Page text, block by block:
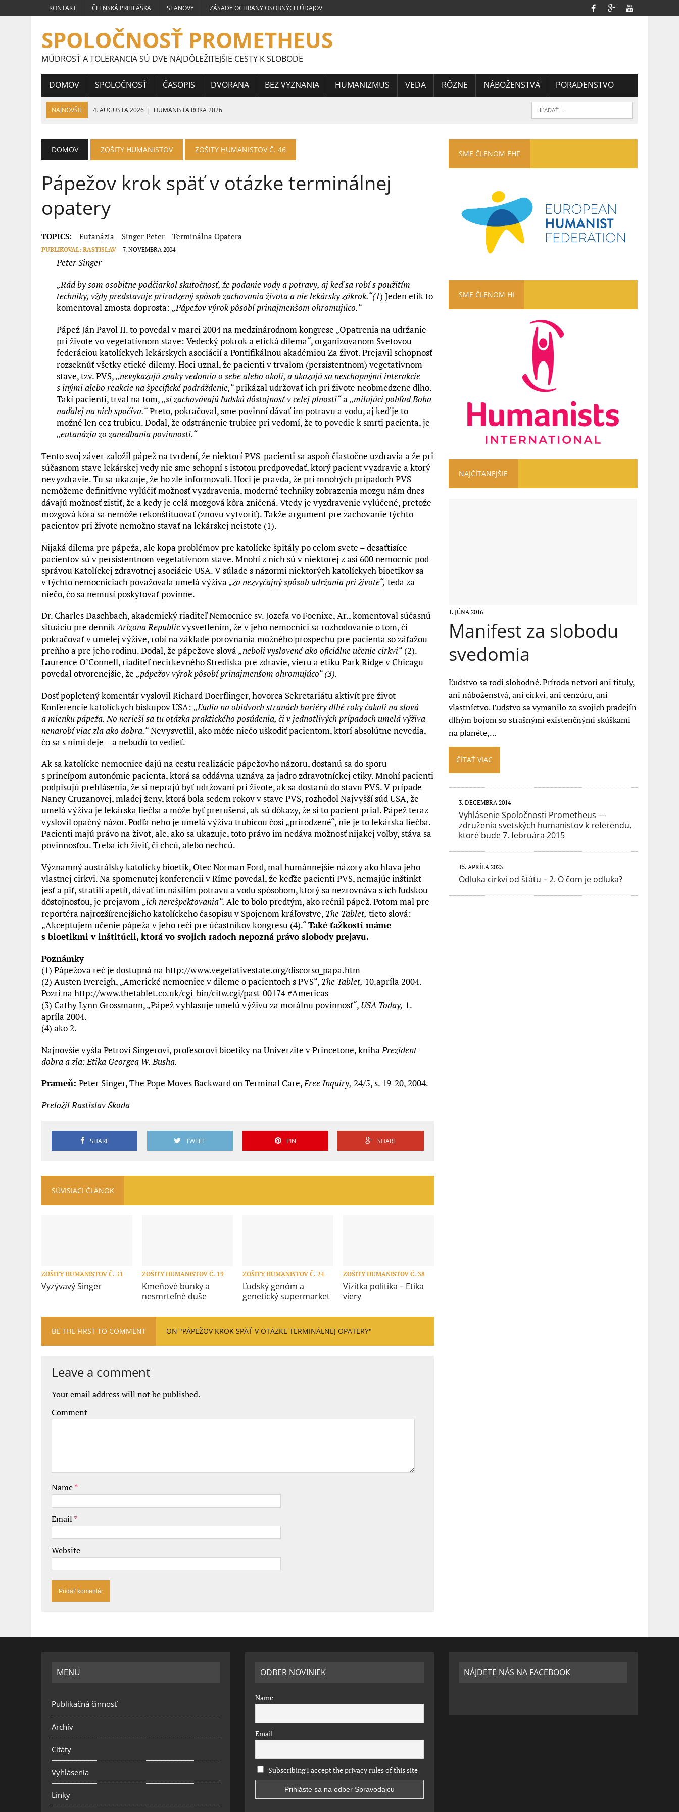
KONTAKT ČLENSKÁ PRIHLÁŠKA STANOVY ZÁSADY OCHRANY OSOBNÝCH ÚDAJOV
SPOLOČNOSŤ PROMETHEUS
MÚDROSŤ A TOLERANCIA SÚ DVE NAJDÔLEŽITEJŠIE CESTY K SLOBODE
DOMOV SPOLOČNOSŤ ČASOPIS DVORANA BEZ VYZNANIA HUMANIZMUS VEDA RÔZNE NÁBOŽENSTVÁ PORADENSTVO
NAJNOVŠIE 4. AUGUSTA 2026 | HUMANISTA ROKA 2026
16. JÚLA 2026 | VÍŤAZNÉ PRÁCE ŠTUDENTOV STREDNÝCH ŠKÔL CELOSLOVENSKEJ SÚŤAŽE ESEJÍ JÁNA HORÁRIKA 2026 – 3.
9. JÚLA 2026
|
VÍŤAZNÉ PRÁCE ŠTUDENTOV STREDNÝCH ŠKÔL CELOSLOVENSKEJ SÚŤAŽE ESEJÍ JÁNA HORÁRIKA 2026 – 2.
5. JÚLA 2026
VEĽVYSLANKYŇA HUMANIZMU 2026
DOMOV ZOŠITY HUMANISTOV ZOŠITY HUMANISTOV Č. 46
Pápežov krok späť v otázke terminálnej
opatery
TOPICS: Eutanázia Singer Peter Terminálna Opatera
PUBLIKOVAL: RASTISLAV 7. NOVEMBRA 2004
Peter Singer
„Rád by som osobitne podčiarkol skutočnosť, že podanie vody a potravy, aj keď sa robí s použitím
techniky, vždy predstavuje prirodzený spôsob zachovania života a nie lekársky zákrok.“(1) Jeden etik to
komentoval zmosta doprosta: „Pápežov výrok pôsobí prinajmenšom ohromujúco.“
Pápež Ján Pavol II. to povedal v marci 2004 na medzinárodnom kongrese „Opatrenia na udržanie
pri živote vo vegetatívnom stave: Vedecký pokrok a etická dilema“, organizovanom Svetovou
federáciou katolíckych lekárskych asociácií a Pontifikálnou akadémiou Za život. Prejavil schopnosť
rozseknúť všetky etické dilemy. Hoci uznal, že pacienti v trvalom (persistentnom) vegetatívnom
stave, tzv. PVS,„nevykazujú znaky vedomia o sebe alebo okolí, a ukazujú sa neschopnými interakcie
s inými alebo reakcie na špecifické podráždenie,“prikázal udržovať ich pri živote neobmedzene dlho.
Takí pacienti, trval na tom,„si zachovávajú ľudskú dôstojnosť v celej plnosti“a „milujúci pohľad Boha
naďalej na nich spočíva.“Preto, pokračoval, sme povinní dávať im potravu a vodu, aj keď je to
možné len cez trubicu. Dodal, že odstránenie trubice pri vedomí, že to povedie k smrti pacienta, je
„eutanázia zo zanedbania povinnosti.“
Tento svoj záver založil pápež na tvrdení, že niektorí PVS-pacienti sa aspoň čiastočne uzdravia a že pri
súčasnom stave lekárskej vedy nie sme schopní s istotou predpovedať, ktorý pacient vyzdravie a ktorý
nevyzdravie. Tu sa ukazuje, že ho zle informovali. Hoci je pravda, že pri mnohých prípadoch PVS
nemôžeme definitívne vylúčiť možnosť vyzdravenia, moderné techniky zobrazenia mozgu nám dnes
dávajú možnosť zistiť, že a kedy je celá mozgová kôra zničená. Vtedy je vyzdravenie vylúčené, pretože
mozgová kôra sa nemôže rekonštituovať (znovu vytvoriť). Takže argument pre zachovanie týchto
pacientov pri živote nemožno stavať na lekárskej neistote (1).
Nijaká dilema pre pápeža, ale kopa problémov pre katolícke špitály po celom svete – desaťtisíce
pacientov sú v persistentnom vegetatívnom stave. Mnohí z nich sú v niektorej z asi 600 nemocníc pod
správou Katolíckej zdravotnej asociácie USA. V súlade s názormi niektorých katolíckych bioetikov sa
v týchto nemocniciach považovala umelá výživa„za nezvyčajný spôsob udržania pri živote“, teda za
niečo, čo sa nemusí poskytovať povinne.
Dr. Charles Daschbach, akademický riaditeľ Nemocnice sv. Jozefa vo Foenixe, Ar., komentoval súčasnú
situáciu pre denníkArizona Republicvysvetlením, že v jeho nemocnici sa rozhodovanie o tom, či
pokračovať v umelej výžive, robí na základe porovnania možného prospechu pre pacienta so záťažou
preňho a pre jeho rodinu. Dodal, že pápežove slová „neboli vyslovené ako oficiálne učenie cirkvi“(2).
Laurence O’Connell, riaditeľ necirkevného Strediska pre zdravie, vieru a etiku Park Ridge v Chicagu
povedal otvorenejšie, že „pápežov výrok pôsobí prinajmenšom ohromujúco“ (3).
Dosť popletený komentár vyslovil Richard Doerflinger, hovorca Sekretariátu aktivít pre život
Konferencie katolíckych biskupov USA: „Ľudia na obidvoch stranách bariéry dlhé roky čakali na slová
a mienku pápeža. No nerieši sa tu otázka praktického posúdenia, či v jednotlivých prípadoch umelá výživa
nenarobí viac zla ako dobra.“Nevysvetlil, ako môže niečo uškodiť pacientom, ktorí absolútne nevedia,
čo sa s nimi deje – a nebudú to vedieť.
Ak sa katolícke nemocnice dajú na cestu realizácie pápežovho názoru, dostanú sa do sporu
s princípom autonómie pacienta, ktorá sa oddávna uznáva za jadro zdravotníckej etiky. Mnohí pacienti
podpisujú prehlásenia, že si neprajú byť udržovaní pri živote, ak sa dostanú do stavu PVS. V prípade
Nancy Cruzanovej, mladej ženy, ktorá bola sedem rokov v stave PVS, rozhodol Najvyšší súd USA, že
umelá výživa je lekárska liečba a môže byť prerušená, ak sú dôkazy, že si to pacient prial. Pápež teraz
vyslovil opačný názor. Podľa neho je umelá výživa trubicou čosi „prirodzené“, nie je to lekárska liečba.
Pacienti majú právo na život, ale, ako sa ukazuje, toto právo im nedáva možnosť nijakej voľby, stáva sa
povinnosťou. Treba ich živiť, či chcú, alebo nechcú.
Významný austrálsky katolícky bioetik, Otec Norman Ford, mal humánnejšie názory ako hlava jeho
vlastnej cirkvi. Na spomenutej konferencii v Ríme povedal, že keďže pacienti PVS, nemajúc inštinkt
jesť a piť, stratili apetít, dávať im násilím potravu a vodu spôsobom, ktorý sa nezrovnáva s ich ľudskou
dôstojnosťou, je prejavom„ich nerešpektovania“. Ale to bolo predtým, ako rečnil pápež. Potom mal pre
reportéra najrozšírenejšieho katolíckeho časopisu v Spojenom kráľovstve, The Tablet, tieto slová:
„Akceptujem učenie pápeža v jeho reči pre účastníkov kongresu (4).“Také ťažkosti máme
s bioetikmi v inštitúcii, ktorá vo svojich radoch nepozná právo slobody prejavu.
Poznámky
(1) Pápežova reč je dostupná na http://www.vegetativestate.org/discorso_papa.htm
(2) Austen Ivereigh, „Americké nemocnice v dileme o pacientoch s PVS“, The Tablet, 10.apríla 2004.
Pozri na http://www.thetablet.co.uk/cgi-bin/citw.cgi/past-00174 #Americas
(3) Cathy Lynn Grossmann, „Pápež vyhlasuje umelú výživu za morálnu povinnosť“, USA Today, 1.
apríla 2004.
(4) ako 2.
Najnovšie vyšla Petrovi Singerovi, profesorovi bioetiky na Univerzite v Princetone, knihaPrezident
dobra a zla: Etika Georgea W. Busha.
Prameň: Peter Singer, The Pope Moves Backward on Terminal Care,Free Inquiry, 24/5, s. 19-20, 2004.
Preložil Rastislav Škoda
SHARE TWEET PIN SHARE
SÚVISIACI ČLÁNOK
ZOŠITY HUMANISTOV Č. 31
Vyzývavý Singer
ZOŠITY HUMANISTOV Č. 19
Kmeňové bunky a
nesmrteľné duše
ZOŠITY HUMANISTOV Č. 24
Ľudský genóm a
genetický supermarket
ZOŠITY HUMANISTOV Č. 38
Vizitka politika – Etika
viery
BE THE FIRST TO COMMENT ON "PÁPEŽOV KROK SPÄŤ V OTÁZKE TERMINÁLNEJ OPATERY"
Leave a comment
Your email address will not be published.
Comment
Name*
Email *
Website
SME ČLENOM EHF
SME ČLENOM HI
NAJČÍTANEJŠIE
1. JÚNA 2016
Manifest za slobodu
svedomia
Ľudstvo sa rodí slobodné. Príroda netvorí ani tituly,
ani náboženstvá, ani cirkvi, ani cenzúru, ani
vlastníctvo. Ľudstvo sa vymanilo zo svojich pradejín
dlhým bojom so strašnými existenčnými skúškami
na planéte,…
ČÍTAŤ VIAC
3. DECEMBRA 2014
Vyhlásenie Spoločnosti Prometheus —
združenia svetských humanistov k referendu,
ktoré bude 7. februára 2015
15. APRÍLA 2023
Odluka cirkvi od štátu – 2. O čom je odluka?
MENU
Publikačná činnosť
Archív
Citáty
Vyhlásenia
Linky
ODBER NOVINIEK
Name
Email
Subscribing I accept the privacy rules of this site
NÁJDETE NÁS NA FACEBOOK